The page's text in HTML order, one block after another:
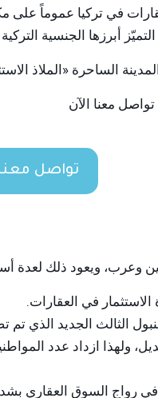
في تركيا عموماً على
أبرزها الجنسية
الساحرة «الملاذ
معنا الآن
تواصل
وعرب، ويعود ذلك لعدة
الاستثمار في العقارات.
الثالث الجديد الذي تم
ولهذا ازداد عدد
رواج السوق العقاري